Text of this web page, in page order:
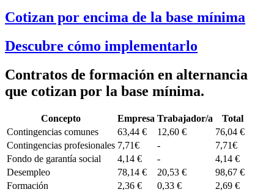
Cotizan por encima de la base mínima
Descubre cómo implementarlo
Contratos de formación en alternancia
que cotizan por la base mínima.
Concepto Empresa Trabajador/a
Total
Contingencias comunes
63,44 € 12,60 €
76,04 €
Contingencias profesionales 7,71€ -
7,71€
Fondo de garantía social
4,14 € -
4,14 €
Desempleo
78,14 € 20,53 €
98,67 €
Formación
2,36 € 0,33 €
2,69 €